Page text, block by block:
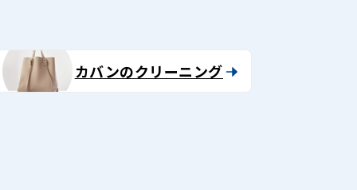
カバンのクリーニング